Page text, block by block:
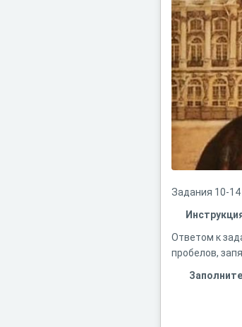
Задания 10-14
Ответом к
пробелов,